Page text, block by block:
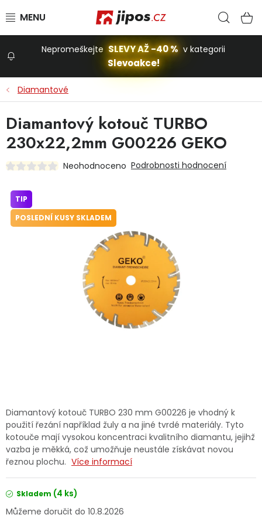
Stavba a dům
Domácnost
Dětská hřiště
Fotovoltaika
Výprodej
Značky
Nepromeškejte SLEVY AŽ -40 % v kategorii
Slevoakce!
Diamantové
Diamantový kotouč TURBO 230 mm G00226 je vhodný k
použití řezání například žuly a na jiné tvrdé materiály. Tyto
kotouče mají vysokou koncentraci kvalitního diamantu, jejihž
vazba je měkká, což umožňuje neustále získávat novou
řeznou plochu. Více informací
Skladem (4 ks)
10.8.2026
Diamantový kotouč TURBO
230x22,2mm G00226 GEKO
Neohodnoceno Podrobnosti hodnocení
TIP
POSLEDNÍ KUSY SKLADEM